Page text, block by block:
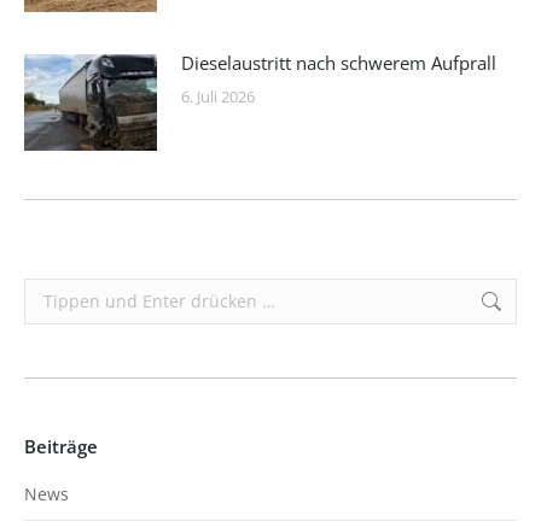
Dieselaustritt nach schwerem Aufprall
6. Juli 2026
Search:
Beiträge
News